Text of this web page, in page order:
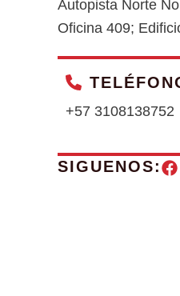
Autopista Norte
Oficina 409;
+57 3108138752
SIGUENOS: